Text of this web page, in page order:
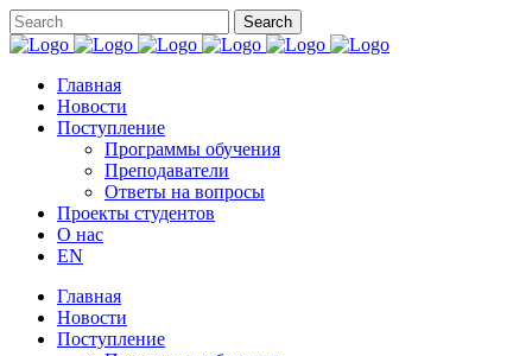
Главная
Новости
Поступление
Программы обучения
Преподаватели
Ответы на вопросы
Проекты студентов
О нас
EN
Главная
Новости
Поступление